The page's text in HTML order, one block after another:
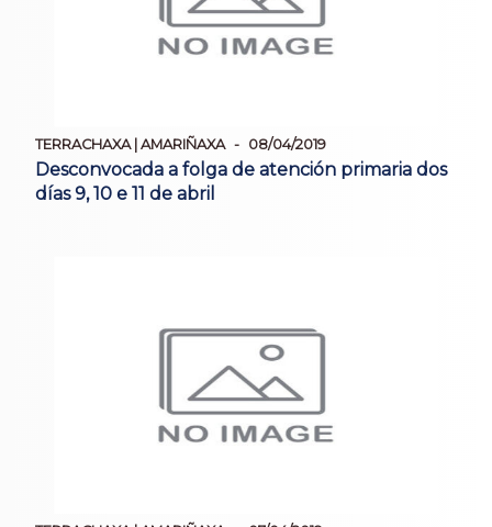
TERRACHAXA | AMARIÑAXA 08/04/2019
Desconvocada a folga de atención primaria dos
días 9, 10 e 11 de abril